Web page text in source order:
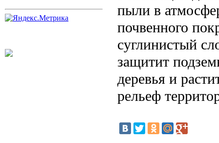
пыли в
почвенного
суглинистый
защитит
деревья и
рельеф